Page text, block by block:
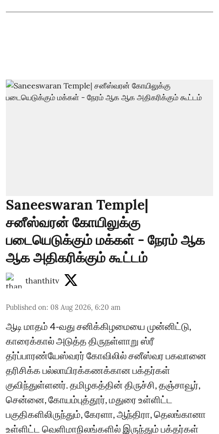
Saneeswaran Temple|
சனீஸ்வரன் கோயிலுக்கு
படையெடுக்கும் மக்கள் - நேரம் ஆக
ஆக அதிகரிக்கும் கூட்டம்
thanthitv
Published on: 08 Aug 2026, 6:20 am
ஆடி மாதம் 4-வது சனிக்கிழமையை முன்னிட்டு,
காரைக்கால் அடுத்த திருநள்ளாறு ஸ்ரீ
தர்ப்பாரண்யேஸ்வரர் கோவிலில் சனீஸ்வர பகவானை
தரிசிக்க பல்லாயிரக்கணக்கான பக்தர்கள்
குவிந்துள்ளனர். தமிழகத்தின் திருச்சி, தஞ்சாவூர்,
சென்னை, கோயம்புத்தூர், மதுரை உள்ளிட்ட
பகுதிகளிலிருந்தும், கேரளா, ஆந்திரா, தெலங்கானா
உள்ளிட்ட வெளிமாநிலங்களில் இருந்தும் பக்தர்கள்